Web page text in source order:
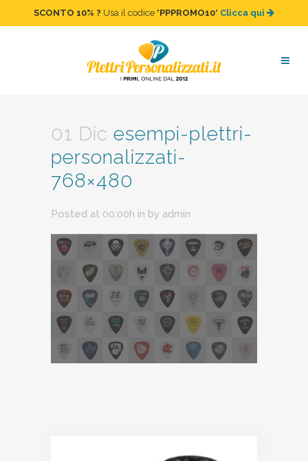
SCONTO 10% ? Usa il codice "PPPROMO10" Clicca qui
esempi-plettri-
personalizzati-768×480
01 Dic esempi-plettri-
personalizzati-
768×480
Posted at 00:00h in by admin